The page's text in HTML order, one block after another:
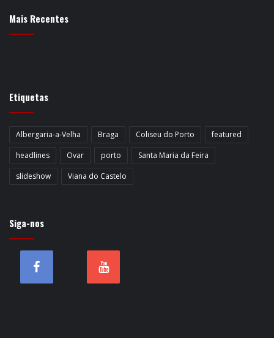
Mais Recentes
Etiquetas
Albergaria-a-Velha Braga Coliseu do Porto
featured
headlines
Ovar porto
Santa Maria da Feira
slideshow
Viana do Castelo
Siga-nos